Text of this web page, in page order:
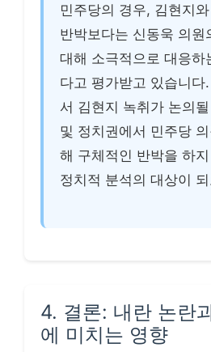
민주당의 경우, 김현지
반박보다는 신동욱 의원
대해 소극적으로 대응하
다고 평가받고 있습니다
서 김현지 녹취가 논의
및 정치권에서 민주당
해 구체적인 반박을 하
정치적 분석의 대상이
4. 결론: 내란 논란
에 미치는 영향